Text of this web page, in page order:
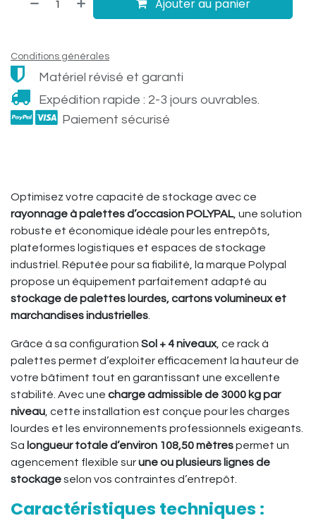
Ajouter au panier
Conditions générales
Matériel révisé et garanti
Expédition rapide : 2-3 jours ouvrables.
Paiement sécurisé
Optimisez votre capacité de stockage avec ce
rayonnage à palettes d’occasion POLYPAL, une solution
robuste et économique idéale pour les entrepôts,
plateformes logistiques et espaces de stockage
industriel. Réputée pour sa fiabilité, la marque Polypal
propose un équipement parfaitement adapté au
stockage de palettes lourdes, cartons volumineux et
marchandises industrielles.
Grâce à sa configuration Sol + 4 niveaux, ce rack à
palettes permet d’exploiter efficacement la hauteur de
votre bâtiment tout en garantissant une excellente
stabilité. Avec une charge admissible de 3000 kg par
niveau, cette installation est conçue pour les charges
lourdes et les environnements professionnels exigeants.
Sa longueur totale d’environ 108,50 mètrespermet un
agencement flexible surune ou plusieurs lignes de
stockageselon vos contraintes d’entrepôt.
Caractéristiques techniques :